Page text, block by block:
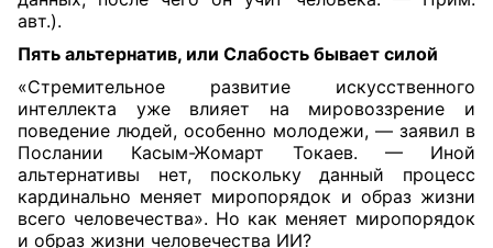
авт.).
Пять альтернатив, или Слабость бывает силой
«Стремительное развитие искусственного
интеллекта уже влияет на мировоззрение и
поведение людей, особенно молодежи, — заявил в
Послании Касым-Жомарт Токаев. — Иной
альтернативы нет, поскольку данный процесс
кардинально меняет миропорядок и образ жизни
всего человечества». Но как меняет миропорядок
и образ жизни человечества ИИ?